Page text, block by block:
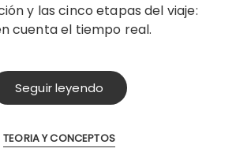
cuenta el tiempo real.
Seguir leyendo
TEORIA Y CONCEPTOS